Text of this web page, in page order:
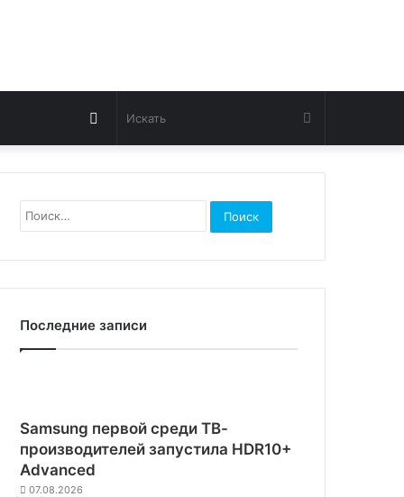
Искать
Switch
skin
Найти:
Последние записи
Samsung первой среди ТВ-
производителей запустила HDR10+
Advanced
07.08.2026